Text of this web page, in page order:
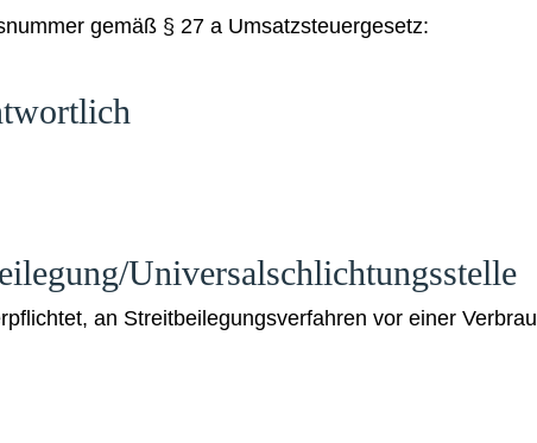
gemäß § 27 a Umsatzsteuergesetz:
Universal­schlichtungs­stelle
an Streitbeilegungsverfahren vor einer